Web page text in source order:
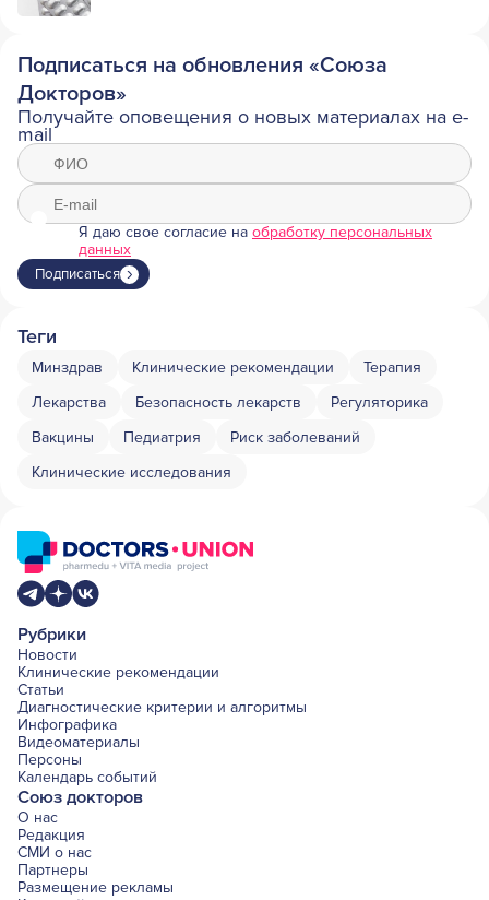
Подписаться на обновления «Союза
Докторов»
Получайте оповещения о новых материалах на e-
mail
Я даю свое согласие на обработку персональных
данных
Подписаться
Теги
Минздрав Клинические рекомендации
Терапия
Лекарства
Безопасность лекарств
Регуляторика
Вакцины
Педиатрия
Риск заболеваний
Клинические исследования
Рубрики
Новости
Клинические рекомендации
Статьи
Диагностические критерии и алгоритмы
Инфографика
Видеоматериалы
Персоны
Календарь событий
Союз докторов
О нас
Редакция
СМИ о нас
Партнеры
Размещение рекламы